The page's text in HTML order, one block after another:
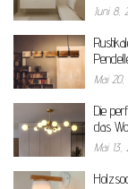
Juni 8,
Mai 20,
Die
das
Mai 13,